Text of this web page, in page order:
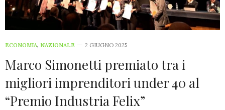
ECONOMIA, NAZIONALE 2 GIUGNO 2025
Marco Simonetti premiato tra i
migliori imprenditori under 40 al
“Premio Industria Felix”